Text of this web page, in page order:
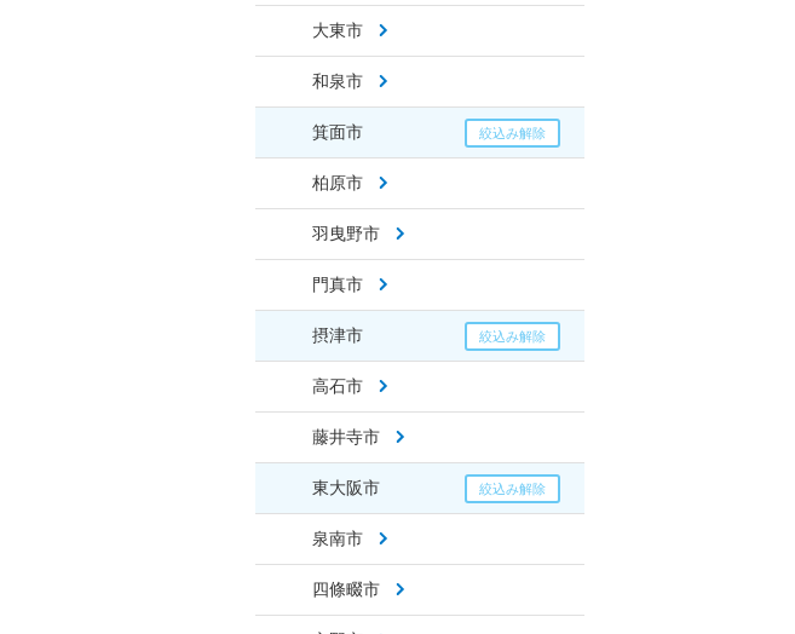
大東市
和泉市
箕面市
柏原市
羽曳野市
門真市
摂津市
高石市
藤井寺市
東大阪市
泉南市
四條畷市